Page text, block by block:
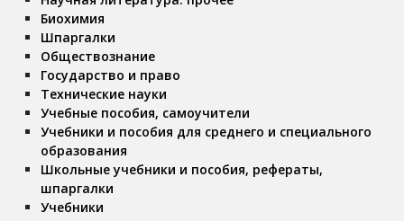
Биохимия
Шпаргалки
Обществознание
Государство и право
Технические науки
Учебные пособия, самоучители
Учебники и пособия для среднего и специального
образования
Школьные учебники и пособия, рефераты,
шпаргалки
Учебники